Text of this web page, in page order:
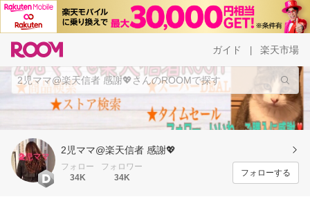
ガイド 楽天市場
2児ママ@楽天信者 感謝💖
フォロー
34K
フォロワー
34K
フォローする